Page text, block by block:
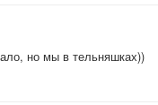
но мы в тельняшках))